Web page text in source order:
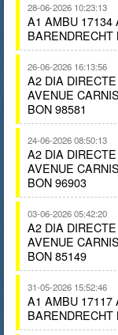
28-06-2026 10:23:13
A1 AMBU 17134
26-06-2026 16:13:56
A2 DIA
AVENUE
BON 98581
24-06-2026 08:50:13
A2 DIA
AVENUE
BON 96903
03-06-2026 05:42:20
A2 DIA
AVENUE
BON 85149
31-05-2026 15:52:46
A1 AMBU 17117
BARENDRECHT